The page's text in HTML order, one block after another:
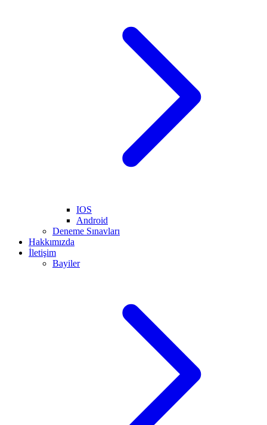
IOS
Android
Deneme Sınavları
Hakkımızda
İletişim
Bayiler